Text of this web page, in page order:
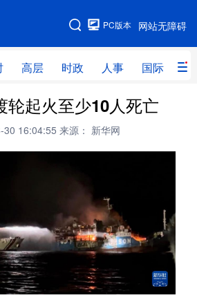
网站无障碍
PC版本
高层 时政 人事 国际 财
网站地图
层 时政 人事
经 网评
量子
画 健康
频 图片 政务
文件 金融 汽车
轮起火至少10人死亡
30 16:04:55 来源： 新华网